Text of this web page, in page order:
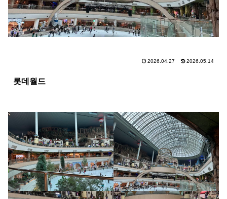
2026.04.27 2026.05.14
롯데월드